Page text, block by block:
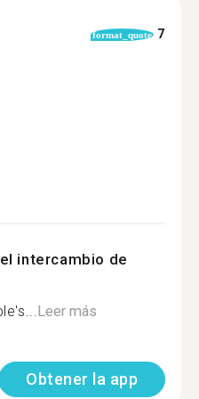
format_quote 7
intercambio de
Leer más
Obtener la app